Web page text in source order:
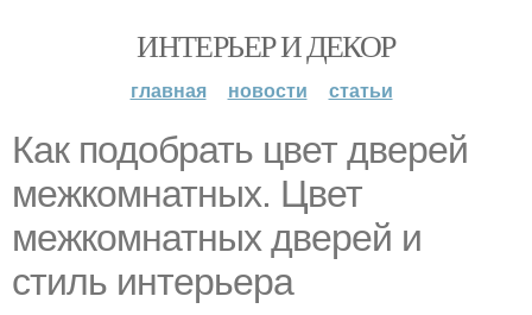
ИНТЕРЬЕР И ДЕКОР
главная новости статьи
Как подобрать цвет дверей
межкомнатных. Цвет
межкомнатных дверей и
стиль интерьера